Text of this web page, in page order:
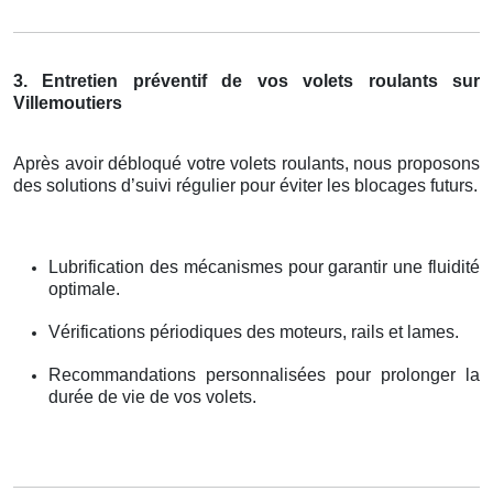
3. Entretien préventif de vos volets roulants sur
Villemoutiers
Après avoir débloqué votre volets roulants, nous proposons
des solutions d’suivi régulier pour éviter les blocages futurs.
Lubrification des mécanismes pour garantir une fluidité
optimale.
Vérifications périodiques des moteurs, rails et lames.
Recommandations personnalisées pour prolonger la
durée de vie de vos volets.